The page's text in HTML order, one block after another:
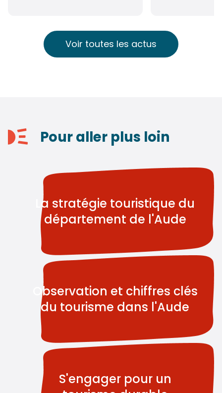
Voir toutes les actus
Pour aller plus loin
La stratégie touristique du
département de l'Aude
Observation et chiffres clés
du tourisme dans l'Aude
S'engager pour un